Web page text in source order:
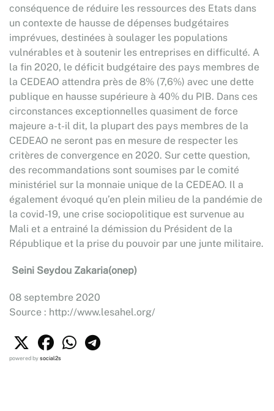
conséquence de réduire les ressources des Etats dans
un contexte de hausse de dépenses budgétaires
imprévues, destinées à soulager les populations
vulnérables et à soutenir les entreprises en difficulté. A
la fin 2020, le déficit budgétaire des pays membres de
la CEDEAO attendra près de 8% (7,6%) avec une dette
publique en hausse supérieure à 40% du PIB. Dans ces
circonstances exceptionnelles quasiment de force
majeure a-t-il dit, la plupart des pays membres de la
CEDEAO ne seront pas en mesure de respecter les
critères de convergence en 2020. Sur cette question,
des recommandations sont soumises par le comité
ministériel sur la monnaie unique de la CEDEAO. Il a
également évoqué qu’en plein milieu de la pandémie de
la covid-19, une crise sociopolitique est survenue au
Mali et a entrainé la démission du Président de la
République et la prise du pouvoir par une junte militaire.
Seini Seydou Zakaria(onep)
08 septembre 2020
Source : http://www.lesahel.org/
powered bysocial2s